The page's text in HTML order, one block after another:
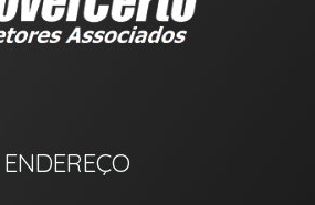
ENDEREÇO